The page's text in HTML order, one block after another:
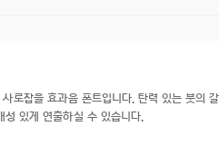
로잡을 효과음 폰트입니다. 탄력 있는 붓의
있게 연출하실 수 있습니다.